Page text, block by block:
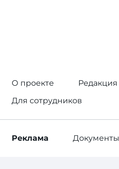
О проекте
Редакция
Для сотрудников
Реклама Документы